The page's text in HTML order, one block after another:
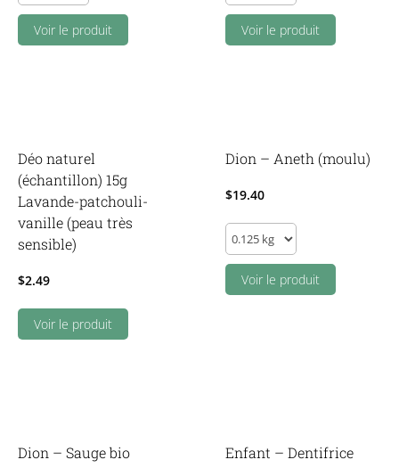
de
tartre
Voir le produit
entier
quantity
Voir le produit
Déo naturel
(échantillon) 15g
Lavande-patchouli-
vanille (peau très
sensible)
$2.49
Voir le produit
Dion – Aneth (moulu)
$19.40
Dion
-
Aneth
Voir le produit
Dion – Sauge bio
Enfant – Dentifrice